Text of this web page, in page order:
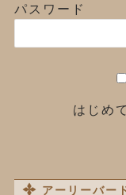
パスワード
はじめ
アーリーバー